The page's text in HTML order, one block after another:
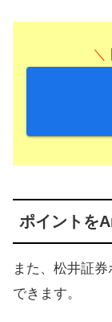
＼
ポイントを
また、松井証
できます。